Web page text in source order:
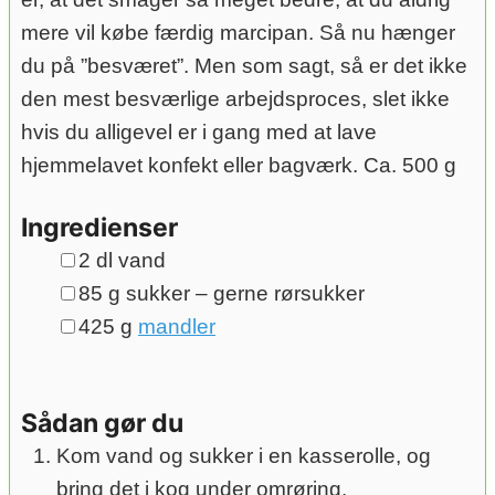
mere vil købe færdig marcipan. Så nu hænger
du på ”besværet”. Men som sagt, så er det ikke
den mest besværlige arbejdsproces, slet ikke
hvis du alligevel er i gang med at lave
hjemmelavet konfekt eller bagværk. Ca. 500 g
Ingredienser
▢
2 dl vand
▢
85 g sukker – gerne rørsukker
▢
425 g mandler
Sådan gør du
Kom vand og sukker i en kasserolle, og
bring det i kog under omrøring.